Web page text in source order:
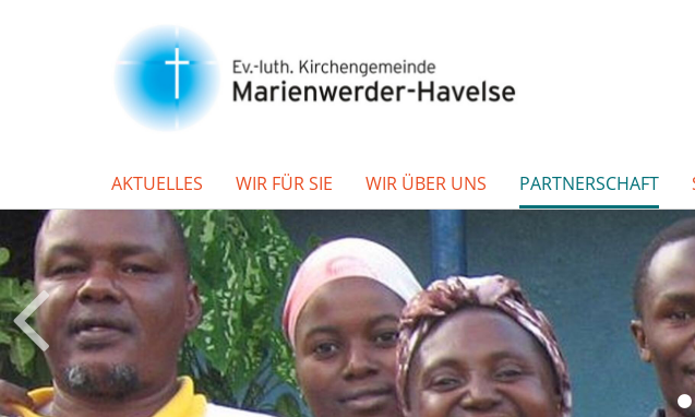
AKTUELLES WIR FÜR SIE WIR ÜBER UNS PARTNERSCHAFT